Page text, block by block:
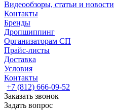
Видеообзоры, статьи и новости
Контакты
Бренды
Дропшиппинг
Организаторам СП
Прайс-листы
Доставка
Условия
Контакты
+7 (812) 666-09-52
Заказать звонок
Задать вопрос